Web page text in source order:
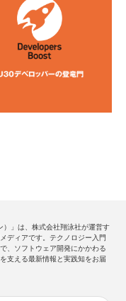
）」は、株式会社翔泳社が運営す
ディアです。テクノロジー入門
、ソフトウェア開発にかかわる
支える最新情報と実践知をお届